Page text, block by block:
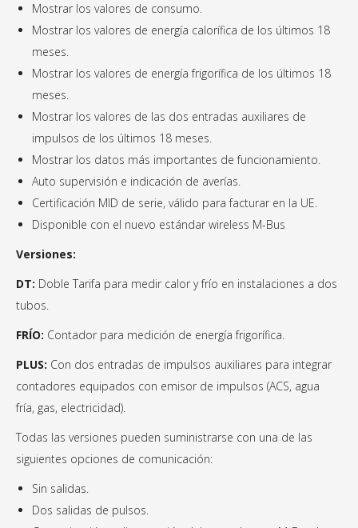
Mostrar los valores de consumo.
Mostrar los valores de energía calorífica de los últimos 18
meses.
Mostrar los valores de energía frigorífica de los últimos 18
meses.
Mostrar los valores de las dos entradas auxiliares de
impulsos de los últimos 18 meses.
Mostrar los datos más importantes defuncionamiento.
Auto supervisión e indicación de averías.
Certificación MID de serie, válido parafacturar en la UE.
Disponible con el nuevo estándar wireless M-Bus
Versiones:
DT: Doble Tarifa para medir calor y frío en instalaciones a dos
tubos.
FRÍO: Contador para medición de energía frigorífica.
PLUS: Con dos entradas de impulsos auxiliares para integrar
contadores equipados con emisor de impulsos (ACS, agua
fría, gas, electricidad).
Todas las versiones pueden suministrarse con una de las
siguientes opciones de comunicación:
Sin salidas.
Dos salidas de pulsos.